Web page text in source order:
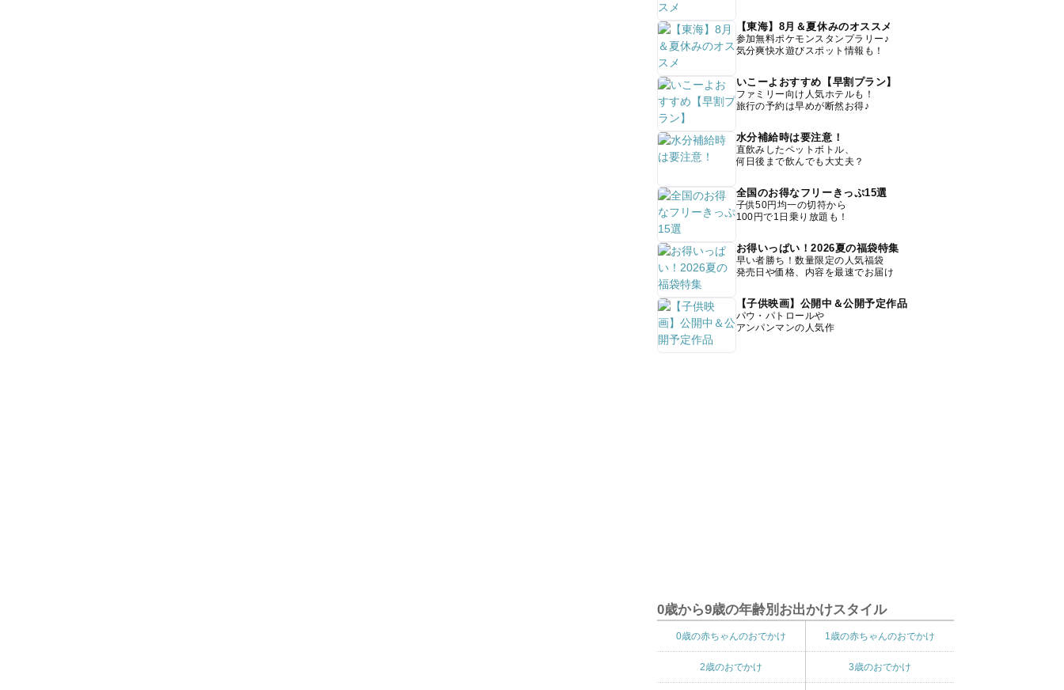
【東海】8月＆夏休みのオススメ
参加無料ポケモンスタンプラリー♪
気分爽快水遊びスポット情報も！
いこーよおすすめ【早割プラン】
ファミリー向け人気ホテルも！
旅行の予約は早めが断然お得♪
水分補給時は要注意！
直飲みしたペットボトル、
何日後まで飲んでも大丈夫？
全国のお得なフリーきっぷ15選
子供50円均一の切符から
100円で1日乗り放題も！
お得いっぱい！2026夏の福袋特集
早い者勝ち！数量限定の人気福袋
発売日や価格、内容を最速でお届け
【子供映画】公開中＆公開予定作品
パウ・パトロールや
アンパンマンの人気作
0歳から9歳の年齢別お出かけスタイル
0歳の赤ちゃんのおでかけ 1歳の赤ちゃんのおでかけ
2歳のおでかけ 3歳のおでかけ